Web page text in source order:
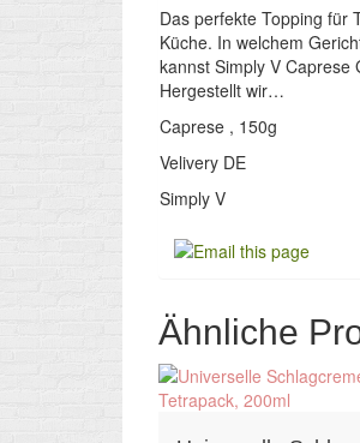
Das perfekte Topping für
Küche. In welchem
kannst Simply V
Hergestellt wir…
Caprese , 150g
Velivery DE
Simply V
Ähnliche